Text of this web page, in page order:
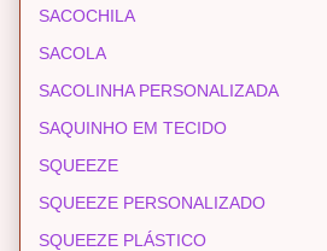
SACOCHILA
SACOLA
SACOLINHA PERSONALIZADA
SAQUINHO EM TECIDO
SQUEEZE
SQUEEZE PERSONALIZADO
SQUEEZE PLÁSTICO